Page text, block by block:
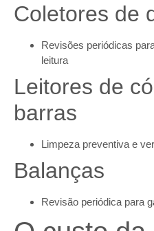
Coletores de
Revisões periódicas
leitura
Leitores de
barras
Limpeza preventiva e
Balanças
Revisão periódica para